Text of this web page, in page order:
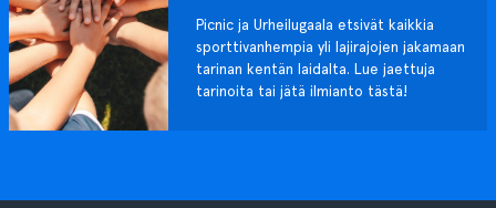
Picnic ja Urheilugaala etsivät kaikkia
sporttivanhempia yli lajirajojen jakamaan
tarinan kentän laidalta. Lue jaettuja
tarinoita tai jätä ilmianto tästä!